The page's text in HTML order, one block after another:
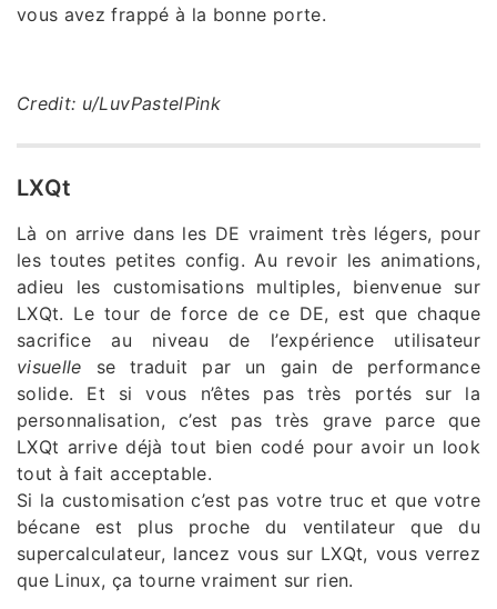
vous avez frappé à la bonne porte.
Credit: u/LuvPastelPink
LXQt
Là on arrive dans les DE vraiment très légers, pour
les toutes petites config. Au revoir les animations,
adieu les customisations multiples, bienvenue sur
LXQt. Le tour de force de ce DE, est que chaque
sacrifice au niveau de l’expérience utilisateur
visuelle se traduit par un gain de performance
solide. Et si vous n’êtes pas très portés sur la
personnalisation, c’est pas très grave parce que
LXQt arrive déjà tout bien codé pour avoir un look
tout à fait acceptable.
Si la customisation c’est pas votre truc et que votre
bécane est plus proche du ventilateur que du
supercalculateur, lancez vous sur LXQt, vous verrez
que Linux, ça tourne vraiment sur rien.